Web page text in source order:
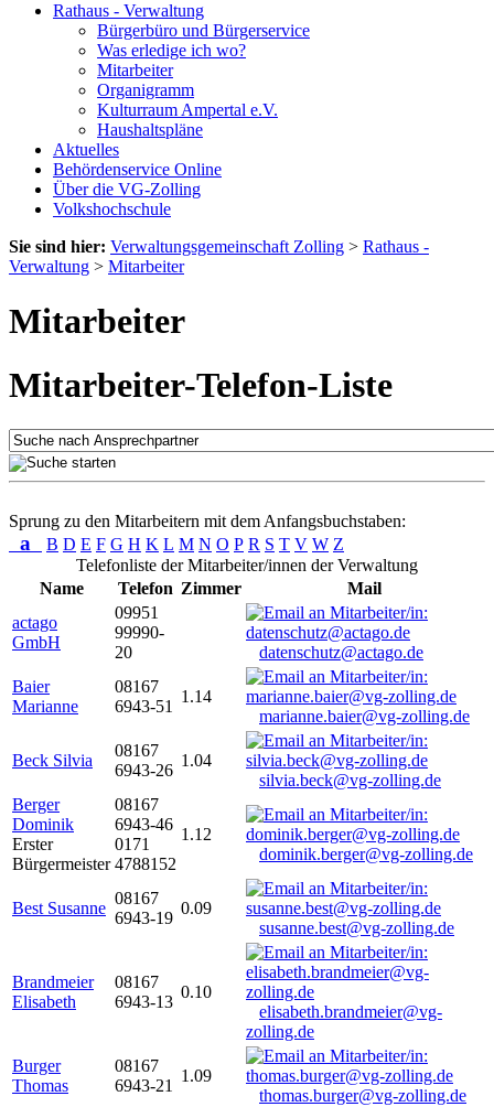
Rathaus - Verwaltung
Bürgerbüro und Bürgerservice
Was erledige ich wo?
Mitarbeiter
Organigramm
Kulturraum Ampertal e.V.
Haushaltspläne
Aktuelles
Behördenservice Online
Über die VG-Zolling
Volkshochschule
Sie sind hier: Verwaltungsgemeinschaft Zolling > Rathaus -
Verwaltung > Mitarbeiter
Mitarbeiter
Mitarbeiter-Telefon-Liste
Sprung zu den Mitarbeitern mit dem Anfangsbuchstaben:
a B D E F G H K L M N O P R S T V W Z
Telefonliste der Mitarbeiter/innen der Verwaltung
Name
Telefon Zimmer
Mail
actago
GmbH
09951
99990-
20
datenschutz@actago.de
Baier
Marianne
08167
6943-51
1.14
marianne.baier@vg-zolling.de
Beck Silvia
08167
6943-26
1.04
silvia.beck@vg-zolling.de
Berger
Dominik
Erster
Bürgermeister
08167
6943-46
0171
4788152
1.12
dominik.berger@vg-zolling.de
Best Susanne
08167
6943-19
0.09
susanne.best@vg-zolling.de
Brandmeier
Elisabeth
08167
6943-13
0.10
elisabeth.brandmeier@vg-
zolling.de
Burger
Thomas
08167
6943-21
1.09
thomas.burger@vg-zolling.de